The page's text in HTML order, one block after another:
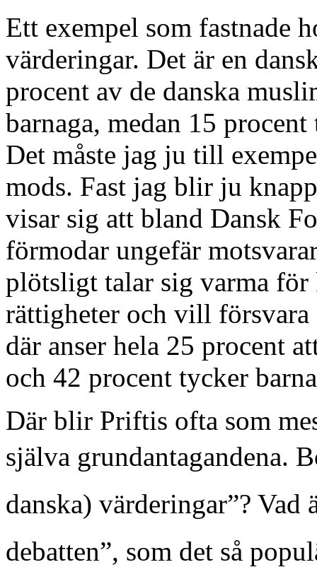
Ett exempel som fastnade
värderingar. Det är en
procent av de danska
barnaga, medan 15
Det måste jag ju till
mods. Fast jag blir ju
visar sig att bland Dansk
förmodar ungefär
plötsligt talar sig varma
rättigheter och vill
där anser hela 25 procent
och 42 procent tycker
Där blir Priftis ofta som
själva grundantagandena.
danska) värderingar”?
debatten”, som det så